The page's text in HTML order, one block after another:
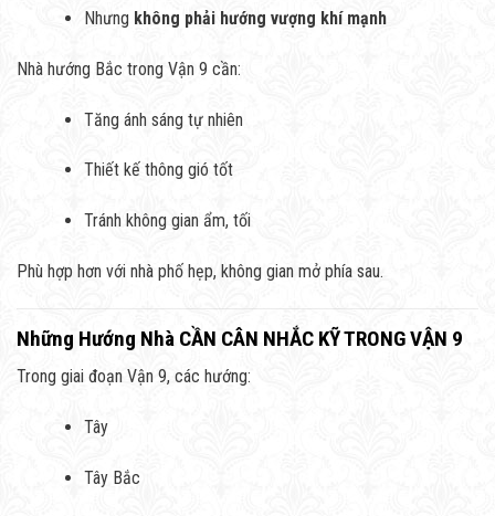
Nhưng không phải hướng vượng khí mạnh
Nhà hướng Bắc trong Vận 9 cần:
Tăng ánh sáng tự nhiên
Thiết kế thông gió tốt
Tránh không gian ẩm, tối
Phù hợp hơn với nhà phố hẹp, không gian mở phía sau.
Những Hướng Nhà CẦN CÂN NHẮC KỸ TRONG VẬN 9
Trong giai đoạn Vận 9, các hướng:
Tây
Tây Bắc